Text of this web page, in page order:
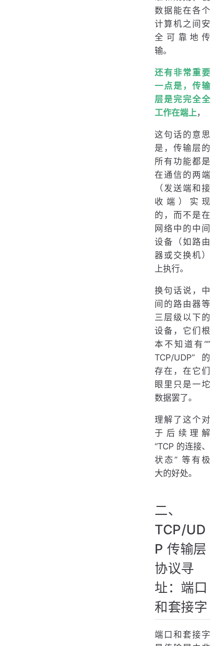
数据能在各个
计算机之间安
全可靠地传
输。
还有非常重要
一点是，传输
层是完完全全
工作在端上 ，
这句话的意思
是，传输层的
所有功能都是
在通信的两端
（发送端和接
收端）实现
的，而不是在
网络中的中间
设备（如路由
器或交换机）
上执行。
换句话说，中
间的路由器等
三层级以下的
设备，它们根
本不知道有“”
TCP/UDP”的
存在，在它们
眼里只是一坨
数据罢了。
理解了这个对
于后续理解
“TCP 的连接、
状态” 等有极
大的好处。
二、
TCP/UD
P 传输层
协议寻
址：端口
和套接字
端口和套接字